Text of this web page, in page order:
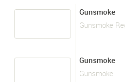
Gunsmoke
Gunsmoke
Gunsmoke
Gunsmoke